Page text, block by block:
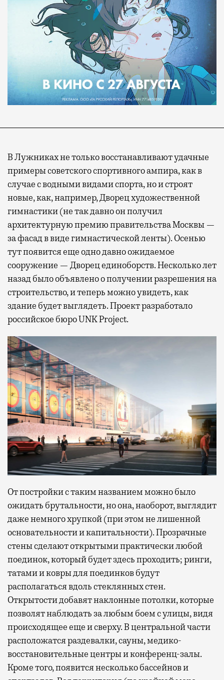
В Лужниках не только восстанавливают удачные
примеры советского спортивного ампира, как в
случае с водными видами спорта, но и строят
новые, как, например, Дворец художественной
гимнастики (не так давно он получил
архитектурную премию правительства Москвы —
за фасад в виде гимнастической ленты). Осенью
тут появится еще одно давно ожидаемое
сооружение — Дворец единоборств. Несколько лет
назад было объявлено о получении разрешения на
строительство, и теперь можно увидеть, как
здание будет выглядеть. Проект разработало
российское бюро UNK Project.
От постройки с таким названием можно было
ожидать брутальности, но она, наоборот, выглядит
даже немного хрупкой (при этом не лишенной
основательности и капитальности). Прозрачные
стены сделают открытыми практически любой
поединок, который будет здесь проходить; ринги,
татами и ковры для поединков будут
располагаться вдоль стеклянных стен.
Открытости добавят наклонные потолки, которые
позволят наблюдать за любым боем с улицы, видя
происходящее еще и сверху. В центральной части
расположатся раздевалки, сауны, медико-
восстановительные центры и конференц-залы.
Кроме того, появится несколько бассейнов и